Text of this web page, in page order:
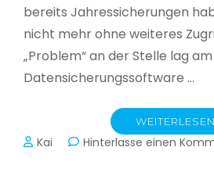
bereits Jahressicherungen
nicht mehr ohne weiteres
„Problem“ an der Stelle lag
Datensicherungssoftware …
WEITERLESEN
Kai Hinterlasse einen